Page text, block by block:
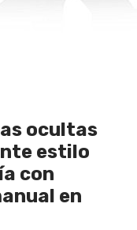
ocultas
estilo
con
en